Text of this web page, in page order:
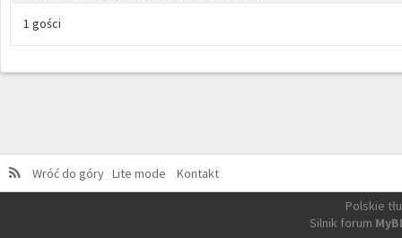
1 gości
Wróć do góry Lite mode
Kontakt
Polskie
Silnik forum